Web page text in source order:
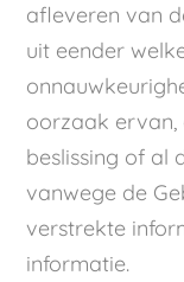
afleveren van
uit eender
oorzaak
beslissing of al
vanwege de
verstrekte
informatie.